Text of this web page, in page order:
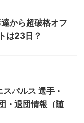
から超破格オフ
は23日？
パルス 選手・
・退団情報（随